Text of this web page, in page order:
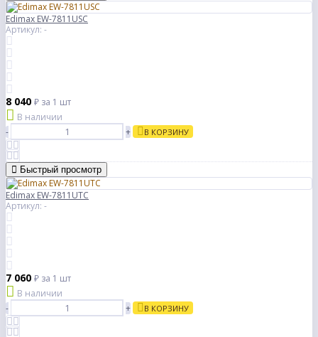
Edimax EW-7811USC
Артикул: -
8 040 ₽ за 1 шт
В наличии
-
+ В КОРЗИНУ
Быстрый просмотр
Edimax EW-7811UTC
Артикул: -
7 060 ₽ за 1 шт
В наличии
-
+ В КОРЗИНУ